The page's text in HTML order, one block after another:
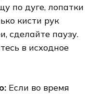
по дуге, лопатки
кисти рук
сделайте паузу.
в исходное
Если во время